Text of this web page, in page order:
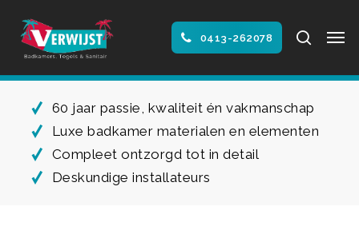
main
0413-262078 search
60 jaar passie, kwaliteit én vakmanschap
Luxe badkamer materialen en elementen
Compleet ontzorgd tot in detail
Deskundige installateurs